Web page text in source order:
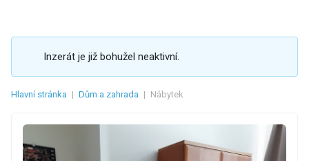
Inzerát je již bohužel neaktivní.
Hlavní stránka | Dům a zahrada | Nábytek